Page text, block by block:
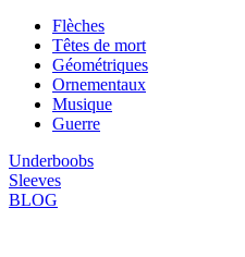
Flèches
Têtes de mort
Géométriques
Ornementaux
Musique
Guerre
Underboobs
Sleeves
BLOG